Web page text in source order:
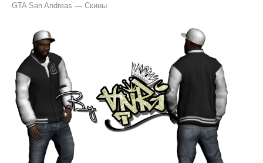
GTA San Andreas — Скины